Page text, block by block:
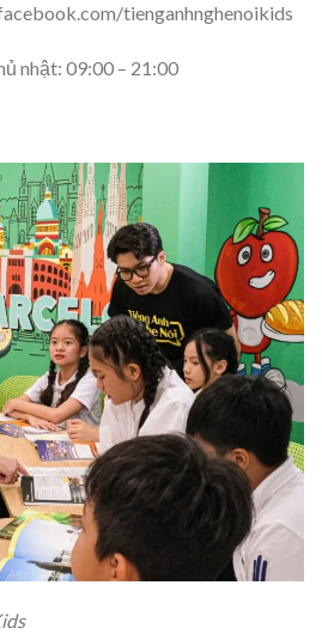
tienganhnghenoikids
nhật: 09:00 – 21:00